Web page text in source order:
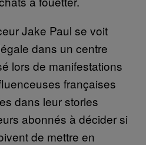
Jake Paul se voit
dans un centre
lors de manifestations
françaises
dans leur stories
abonnés à décider si
de mettre en